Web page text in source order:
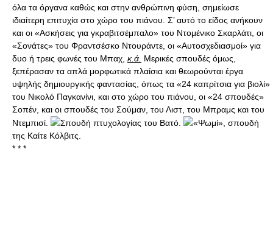
όλα τα όργανα καθώς και στην ανθρώπινη φύση, σημείωσε
ιδιαίτερη επιτυχία στο χώρο του πιάνου. Σ’ αυτό το είδος ανήκουν
και οι «Ασκήσεις για γκραβιτσέμπαλο» του Ντομένικο Σκαρλάτι, οι
«Σονάτες» του Φραντσέσκο Ντουράντε, οι «Αυτοσχεδιασμοί» για
δυο ή τρεις φωνές του Μπαχ, κ.ά. Μερικές σπουδές όμως,
ξεπέρασαν τα απλά μορφωτικά πλαίσια και θεωρούνται έργα
υψηλής δημιουργικής φαντασίας, όπως τα «24 καπρίτσια για βιολί»
του Νικολό Παγκανίνι, και στο χώρο του πιάνου, οι «24 σπουδές»
Σοπέν, και οι σπουδές του Σούμαν, του Λιστ, του Μπραμς και του
Ντεμπισί.
Σπουδή πτυχολογίας του Βατό.
«Ψωμί», σπουδή
της Καίτε Κόλβιτς.
* * *